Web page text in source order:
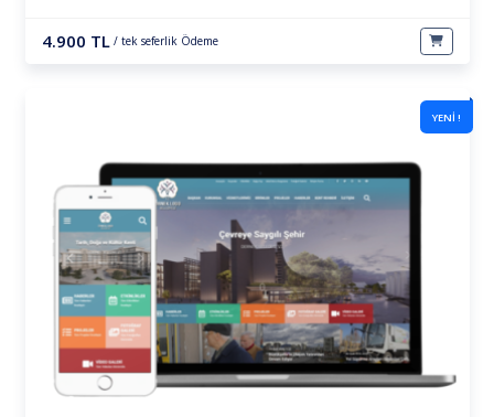
4.900 TL / tek seferlik Ödeme
YENİ !